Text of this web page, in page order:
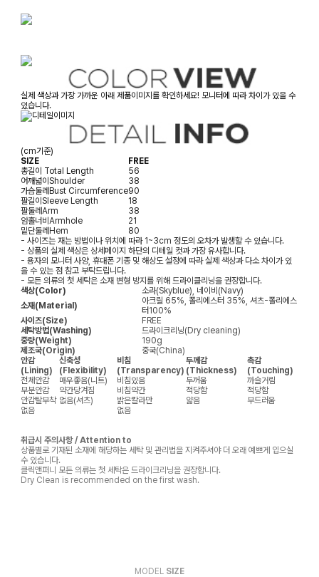
실제 색상과 가장 가까운 아래 제품이미지를 확인하세요! 모니터에 따라 차이가 있을 수
있습니다.
(cm기준)
SIZE
FREE
총길이 Total Length
56
어깨넓이Shoulder
38
가슴둘레Bust Circumference90
팔길이Sleeve Length
18
팔둘레Arm
38
암홀너비Armhole
21
밑단둘레Hem
80
- 사이즈는 재는 방법이나 위치에 따라 1~3cm 정도의 오차가 발생할 수 있습니다.
- 상품의 실제 색상은 상세페이지 하단의 디테일 컷과 가장 유사합니다.
- 용자의 모니터 사양, 휴대폰 기종 및 해상도 설정에 따라 실제 색상과 다소 차이가 있
을 수 있는 점 참고 부탁드립니다.
- 모든 의류의 첫 세탁은 소재 변형 방지를 위해 드라이클리닝을 권장합니다.
색상(Color)
소라(Skyblue), 네이비(Navy)
소재(Material)
아크릴 65%, 폴리에스터 35%, 셔츠-폴리에스
터100%
사이즈(Size)
FREE
세탁방법(Washing)
드라이크리닝(Dry cleaning)
중량(Weight)
190g
제조국(Origin)
중국(China)
안감
(Lining)
신축성
(Flexibility)
비침
(Transparency)
두께감
(Thickness)
촉감
(Touching)
전체안감
매우좋음(니트) 비침있음 두꺼움
까슬거림
부분안감
약간당겨짐 비침약간 적당함
적당함
안감탈부착 없음(셔츠) 밝은칼라만 얇음
부드러움
없음
없음
취급시 주의사항 / Attention to
상품별로 기재된 소재에 해당하는 세탁 및 관리법을 지켜주셔야 더 오래 예쁘게 입으실
수 있습니다.
클릭앤퍼니 모든 의류는 첫 세탁은 드라이크리닝을 권장합니다.
Dry Clean is recommended on the first wash.
MODEL SIZE